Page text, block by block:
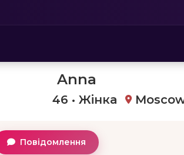
Anna
46 • Жінка
Повідомлення